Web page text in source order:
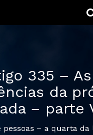
335 – As
da
– parte
pessoas – a quarta da